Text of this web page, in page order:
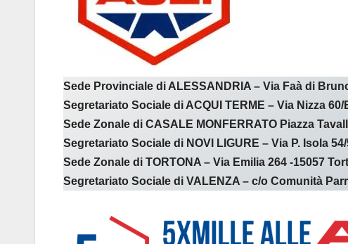
Sede Provinciale di ALESSANDRIA – Via Faà di
Segretariato Sociale di ACQUI TERME – Via Nizza
Sede Zonale di CASALE MONFERRATO Piazza
Segretariato Sociale di NOVI LIGURE – Via P. Isola
Sede Zonale di TORTONA – Via Emilia 264 -15057
Segretariato Sociale di VALENZA – c/o Comunità